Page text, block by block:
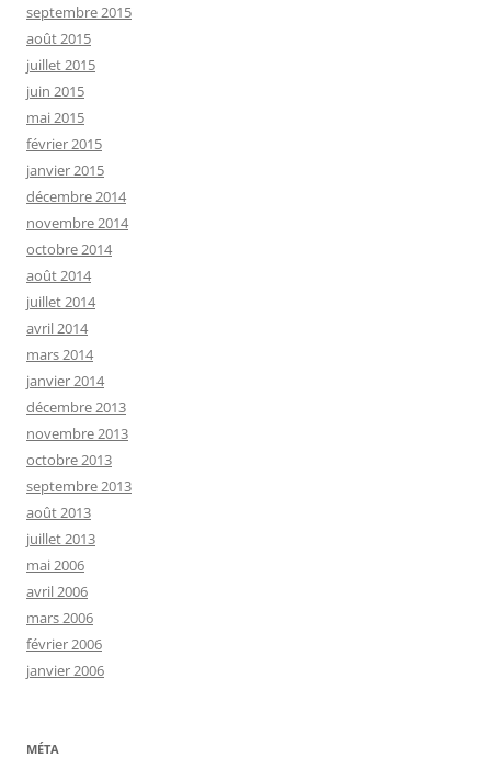
septembre 2015
août 2015
juillet 2015
juin 2015
mai 2015
février 2015
janvier 2015
décembre 2014
novembre 2014
octobre 2014
août 2014
juillet 2014
avril 2014
mars 2014
janvier 2014
décembre 2013
novembre 2013
octobre 2013
septembre 2013
août 2013
juillet 2013
mai 2006
avril 2006
mars 2006
février 2006
janvier 2006
MÉTA